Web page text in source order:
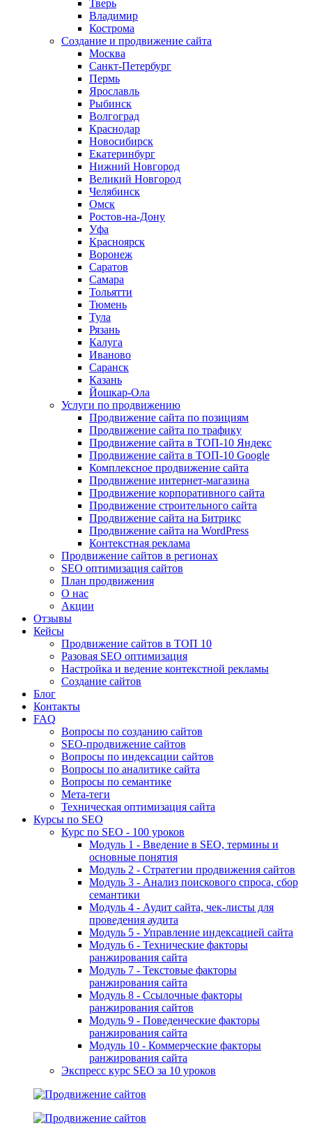
Тверь
Владимир
Кострома
Создание и продвижение сайта
Москва
Санкт-Петербург
Пермь
Ярославль
Рыбинск
Волгоград
Краснодар
Новосибирск
Екатеринбург
Нижний Новгород
Великий Новгород
Челябинск
Омск
Ростов-на-Дону
Уфа
Красноярск
Воронеж
Саратов
Самара
Тольятти
Тюмень
Тула
Рязань
Калуга
Иваново
Саранск
Казань
Йошкар-Ола
Услуги по продвижению
Продвижение сайта по позициям
Продвижение сайта по трафику
Продвижение сайта в ТОП-10 Яндекс
Продвижение сайта в ТОП-10 Google
Комплексное продвижение сайта
Продвижение интернет-магазина
Продвижение корпоративного сайта
Продвижение строительного сайта
Продвижение сайта на Битрикс
Продвижение сайта на WordPress
Контекстная реклама
Продвижение сайтов в регионах
SEO оптимизация сайтов
План продвижения
О нас
Акции
Отзывы
Кейсы
Продвижение сайтов в ТОП 10
Разовая SEO оптимизация
Настройка и ведение контекстной рекламы
Создание сайтов
Блог
Контакты
FAQ
Вопросы по созданию сайтов
SEO-продвижение сайтов
Вопросы по индексации сайтов
Вопросы по аналитике сайта
Вопросы по семантике
Мета-теги
Техническая оптимизация сайта
Курсы по SEO
Курс по SEO - 100 уроков
Модуль 1 - Введение в SEO, термины и
основные понятия
Модуль 2 - Стратегии продвижения сайтов
Модуль 3 - Анализ поискового спроса, сбор
семантики
Модуль 4 - Аудит сайта, чек-листы для
проведения аудита
Модуль 5 - Управление индексацией сайта
Модуль 6 - Технические факторы
ранжирования сайта
Модуль 7 - Текстовые факторы
ранжирования сайта
Модуль 8 - Ссылочные факторы
ранжирования сайтов
Модуль 9 - Поведенческие факторы
ранжирования сайта
Модуль 10 - Коммерческие факторы
ранжирования сайта
Экспресс курс SEO за 10 уроков